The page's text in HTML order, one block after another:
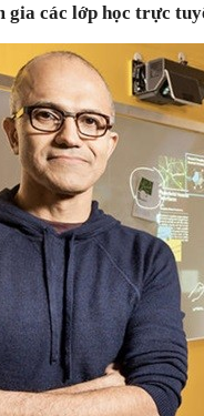
gia các lớp học trực